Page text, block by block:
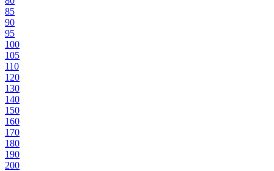
85
90
95
100
105
110
120
130
140
150
160
170
180
190
200